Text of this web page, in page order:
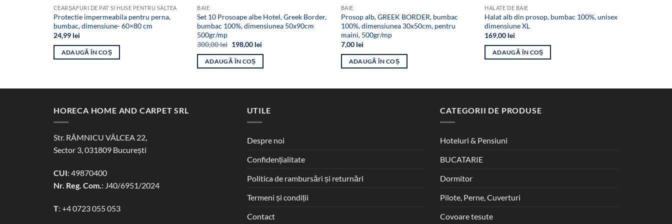
CEARȘAFURI DE PAT SI HUSE PENTRU SALTEA
Protectie impermeabila pentru perna,
bumbac, dimensiune- 60×80 cm
24,99 lei
ADAUGĂ ÎN COȘ
BAIE
Set 10 Prosoape albe Hotel, Greek Border,
bumbac 100%, dimensiunea 50x90cm
500gr/mp
300,00lei Prețul
inițial
a
fost:
198,00 leiPrețul
este:
ADAUGĂ ÎN COȘ
BAIE
Prosop alb, GREEK BORDER, bumbac
100%, dimensiunea 30x50cm, pentru
maini, 500gr/mp
7,00 lei
ADAUGĂ ÎN COȘ
HALATE DE BAIE
Halat alb din prosop, bumbac 100%, unisex
dimensiune XL
169,00 lei
ADAUGĂ ÎN COȘ
HORECA HOME AND CARPET SRL
Str. RÂMNICU VÂLCEA 22,
Sector 3, 031809 București
CUI: 49870400
Nr. Reg. Com.: J40/6951/2024
T: +4 0723 055 053
UTILE
Despre noi
Confidențialitate
Politica de rambursări și returnări
Termeni și condiții
Contact
CATEGORII DE PRODUSE
Hoteluri & Pensiuni
BUCATARIE
Dormitor
Pilote, Perne, Cuverturi
Covoare tesute